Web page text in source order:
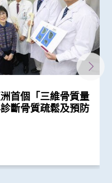
首個「三維骨質量
斷骨質疏鬆及預防
肉骨骼再生醫學中
AB簽署合作
質細胞療法治療...
細胞衰老圖譜 揪
發現可抗衰老逆
育學院簽署合作備
學支援及發展
式的介入治療方案
病毒感染者的代謝
年香港每千人將有
醫療負擔飆升至
急需正視
宏基因組組裝基因
促進生命早期微
「富馬酸替諾福
新冠Omicron病
個案未被發現
醫學院 參觀先進
員及學生會面交
究中心成立
STK3激酶促進胃
後指標
科專家聯合建議
七星期以減低死亡
糖尿病知名專家合
定糖尿病多元綜
吸煙為全球膀胱癌
訂「經尿道膀胱
臨床指引
宗利用內鏡手術機
剝離術治大腸癌
術為慣性流產夫婦
檢測及診斷
新型冠狀病毒社
生 中大團隊研
活有助預防兒童罹
華人女性的糖尿病
4倍
有助減低衰老狀況
長者逆轉為「非衰
學基金會之「三重
亞洲孕婦「早產
一倍
組測序技術作胎兒
強中醫學生臨床
療肺癌基因變異
硬化」形成新發現
新方向
「單細胞基因技
究 破解卵子老化
針對亞士匹靈引致
停服亞士匹靈可
病及死亡風險逾...
糖尿病患者中 1人
纖維化或肝硬化
障礙預防研究中心
提供認知障礙症資
認新大腸癌高風險
居清潔劑對兒童健
學研究 發現經常
加引發兒童鼻炎...
人「早發性認知障
打印技術於複雜
家合作研究 發現
領導一項全球研究
「小中風」可降低
5名口咽癌患者1人
篩查以了解口腔感
道病毒進行全港首
「呼吸道合胞病
為兩大致命病毒
現引致腦退化基
阿茲海默氏症」帶
發性硬化症」中西
助患者控制病情
狀
對肥胖「睡眠窒息
究 證實個人化輔
物移植」治療難辨
統抗生素治療的3
超新科技3D醫學
統X光減少逾九成
授於《刺針》發表
醫院感染控制措
要
士一生至少花逾百
為健康財富雙增
標準逆轉腦血管硬
港每年逾十萬非酒
肝帶菌率維持偏高
嬰兒全面疫苗計劃
本港高血壓人士藥
僅五成患者血壓受
可減少受情緒困
分比
研究 發現抑鬱症
礙或是腦退化先兆
現65歲或以上的
踏入前期衰老
究中心 加強本地
動模式與情緒病風
有助減低情緒病
化疾病研究國家重
道疾病診治水平
病透析患者就業研
接受透析前的早期
及長者感染呼吸道
可致命
新藥物治療方法
腸病新增個案高踞
立資料庫助市民
名因吸食氯胺酮
青年 最新研究證
著改善病情
現，身體和認知活
度認知損害患者的
咽癌血液測試研究
市民參與 冀有效
障對兒童學習及言
學童參與研究計
效
高危人士患有大腸
腦輔助腫瘤手術治
高手術精確度
療」 中大舉辦公
腦輔助手術與臨床